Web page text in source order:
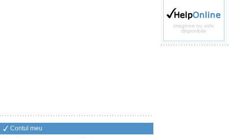
Contul meu